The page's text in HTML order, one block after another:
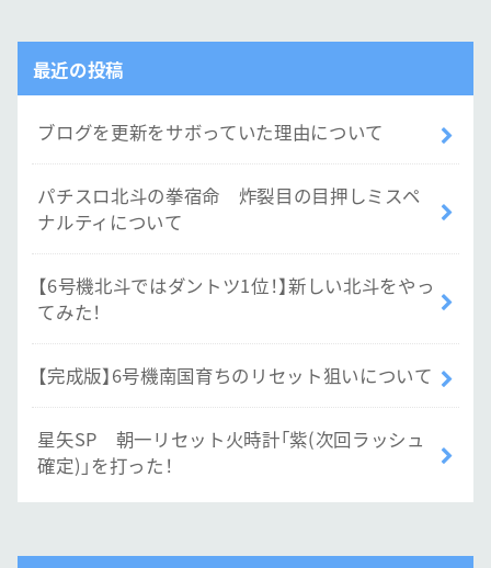
最近の投稿
ブログを更新をサボっていた理由について
パチスロ北斗の拳宿命 炸裂目の目押しミスペ
ナルティについて
【6号機北斗ではダントツ1位！】新しい北斗をやっ
てみた！
【完成版】6号機南国育ちのリセット狙いについて
星矢SP 朝一リセット火時計「紫(次回ラッシュ
確定)」を打った！